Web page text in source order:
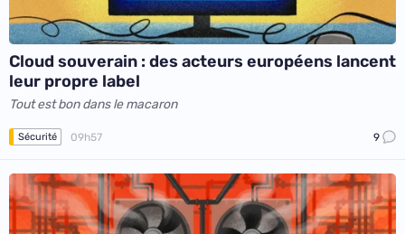
Cloud souverain : des acteurs européens lancent
leur propre label
Tout est bon dans le macaron
Sécurité 09h57 9